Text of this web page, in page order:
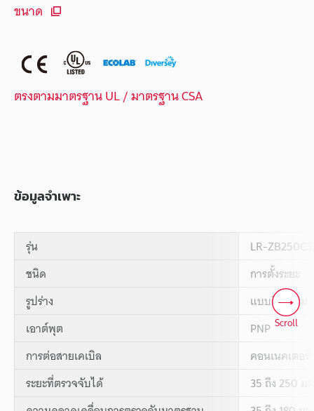
ขนาด
ตรงตามมาตรฐาน UL / มาตรฐาน CSA
ข้อมูลจำเพาะ
รุ่น
LR-
ชนิด
การตั้งระยะ
รูปร่าง
แบบสี่เหลี่ยม
เอาต์พุต
PNP
การต่อสายเคเบิล
คอนเนคเตอร์
ระยะที่ตรวจจับได้
35 ถึง 250 ม
Scroll